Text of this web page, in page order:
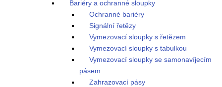
Bariéry a ochranné sloupky
Ochranné bariéry
Signální řetězy
Vymezovací sloupky s řetězem
Vymezovací sloupky s tabulkou
Vymezovací sloupky se samonavíjecím
pásem
Zahrazovací pásy